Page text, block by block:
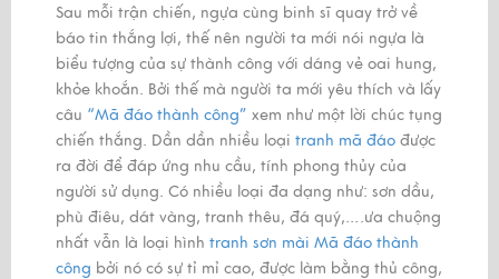
Sau mỗi trận chiến, ngựa cùng binh sĩ quay trở về
báo tin thắng lợi, thế nên người ta mới nói ngựa là
biểu tượng của sự thành công với dáng vẻ oai hung,
khỏe khoắn. Bởi thế mà người ta mới yêu thích và lấy
câu “Mã đáo thành công” xem như một lời chúc tụng
chiến thắng. Dần dần nhiều loại tranh mã đáo được
ra đời để đáp ứng nhu cầu, tính phong thủy của
người sử dụng. Có nhiều loại đa dạng như: sơn dầu,
phù điêu, dát vàng, tranh thêu, đá quý,….ưa chuộng
nhất vẫn là loại hình tranh sơn mài Mã đáo thành
công bởi nó có sự tỉ mỉ cao, được làm bằng thủ công,